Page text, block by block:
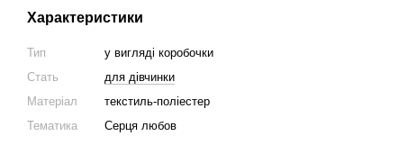
Характеристики
Тип
у вигляді коробочки
Стать
для дівчинки
Матеріал
текстиль-поліестер
Тематика
Серця любов